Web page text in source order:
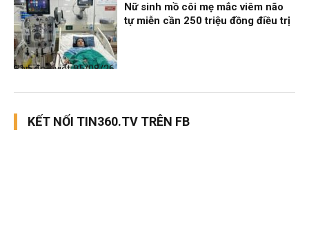
Bạn đọc viết
05/08/26, 11:57
Nữ sinh mồ côi mẹ mắc viêm não
tự miễn cần 250 triệu đồng điều trị
KẾT NỐI TIN360.TV TRÊN FB